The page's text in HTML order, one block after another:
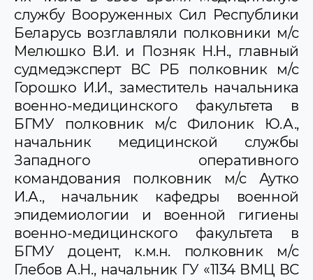
службу Вооруженных Сил Республики
Беларусь возглавляли полковники м/с
Мелюшко В.И. и Позняк Н.Н., главный
судмедэксперт ВС РБ полковник м/с
Горошко И.И., заместитель начальника
военно-медицинского факультета в
БГМУ полковник м/с Филоник Ю.А.,
начальник медицинской службы
Западного оперативного
командования полковник м/с Аутко
И.А., начальник кафедры военной
эпидемиологии и военной гигиены
военно-медицинского факультета в
БГМУ доцент, к.м.н. полковник м/с
Глебов А.Н., начальник ГУ «1134 ВМЦ ВС